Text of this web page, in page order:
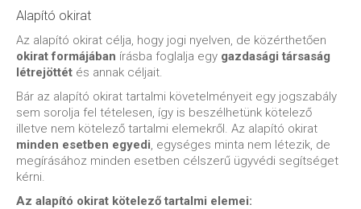
Alapító okirat
Az alapító okirat célja, hogy jogi nyelven, de közérthetően
okirat formájában írásba foglalja egy gazdasági társaság
létrejöttét és annak céljait.
Bár az alapító okirat tartalmi követelményeit egy jogszabály
sem sorolja fel tételesen, így is beszélhetünk kötelező
illetve nem kötelező tartalmi elemekről. Az alapító okirat
minden esetben egyedi, egységes minta nem létezik, de
megírásához minden esetben célszerű ügyvédi segítséget
kérni.
Az alapító okirat kötelező tartalmi elemei: